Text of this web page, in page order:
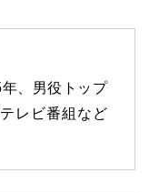
、男役トップ
レビ番組など